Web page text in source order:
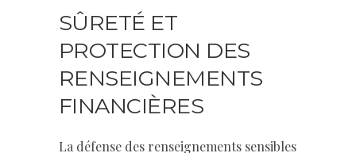
SÛRETÉ ET
PROTECTION DES
RENSEIGNEMENTS
FINANCIÈRES
La défense des renseignements sensibles